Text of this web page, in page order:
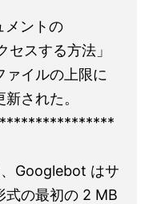
メントの
セスする方法」
ァイルの上限に
された。
Googlebot はサ
式の最初の 2 MB